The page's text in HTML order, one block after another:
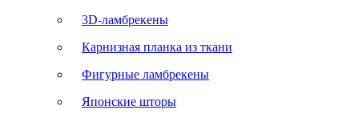
3D-ламбрекены
Карнизная планка из ткани
Фигурные ламбрекены
Японские шторы